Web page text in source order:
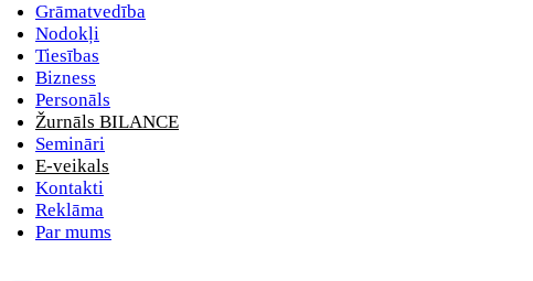
Grāmatvedība
Nodokļi
Tiesības
Bizness
Personāls
Žurnāls BILANCE
Semināri
E-veikals
Kontakti
Reklāma
Par mums